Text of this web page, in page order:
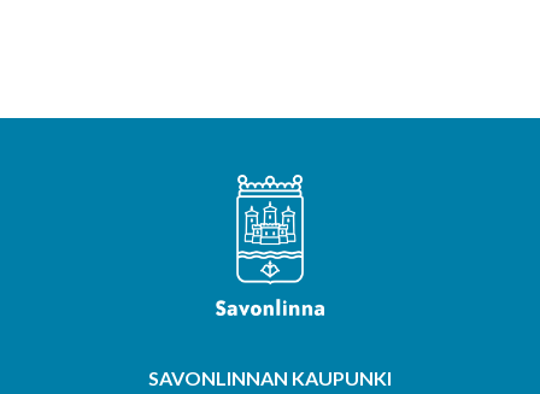
SAVONLINNAN KAUPUNKI